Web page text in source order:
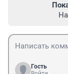
Гость